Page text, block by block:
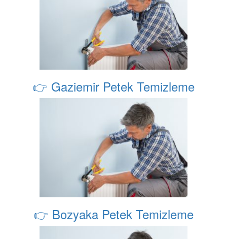
👉 Gaziemir Petek Temizleme
👉 Bozyaka Petek Temizleme